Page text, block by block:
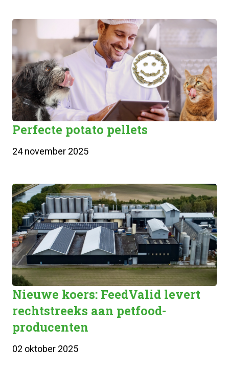
Perfecte potato pellets
24 november 2025
Nieuwe koers: FeedValid levert
rechtstreeks aan petfood-
producenten
02 oktober 2025